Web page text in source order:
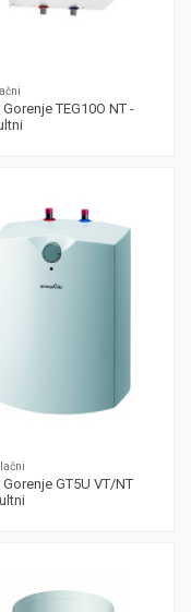
TEG10O NT -
GT5U VT/NT